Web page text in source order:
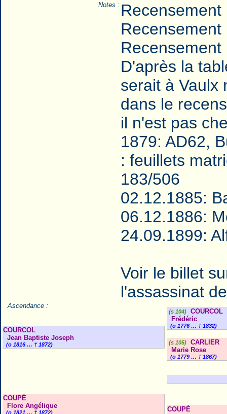
Notes :
D'après la
serait à Vaulx
dans le
il n'est pas
1879: AD62,
: feuillets
183/506
02.12.1885:
06.12.1886:
24.09.1899:
Voir le billet
l'assassinat
COURCOL
Jean Baptiste Joseph
(o 1816 … † 1872)
(s 104)
COURCOL
Frédéric
(o 1776 … † 1832)
(s 105)
CARLIER
Marie Rose
(o 1779 … † 1867)
COUPÉ
Flore Angélique
(o 1821 … † 1872)
COUPÉ
Ascendance :